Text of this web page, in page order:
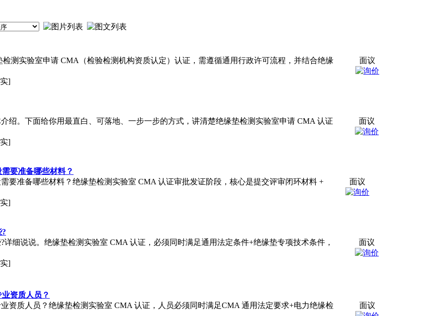
测实验室申请 CMA（检验检测机构资质认定）认证，需遵循通用行政许可流程，并结合绝缘
]
面议
绍。下面给你用最直白、可落地、一步一步的方式，讲清楚绝缘垫检测实验室申请 CMA 认证
]
面议
要准备哪些材料？
要准备哪些材料？绝缘垫检测实验室 CMA 认证审批发证阶段，核心是提交评审闭环材料 +
]
面议
细说说。绝缘垫检测实验室 CMA 认证，必须同时满足通用法定条件+绝缘垫专项技术条件，
]
面议
资质人员？
资质人员？绝缘垫检测实验室 CMA 认证，人员必须同时满足CMA 通用法定要求+电力绝缘检
面议